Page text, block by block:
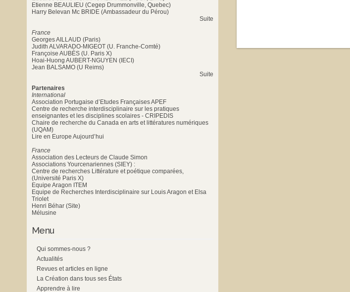
Etienne BEAULIEU (Cegep Drummonville, Quebec)
Harry Belevan Mc BRIDE (Ambassadeur du Pérou)
Suite
France
Georges AILLAUD (Paris)
Judith ALVARADO-MIGEOT (U. Franche-Comté)
Françoise AUBÈS (U. Paris X)
Hoai-Huong AUBERT-NGUYEN (IECI)
Jean BALSAMO (U Reims)
Suite
Partenaires
International
Association Portugaise d’Etudes Françaises APEF
Centre de recherche interdisciplinaire sur les pratiques
enseignantes et les disciplines scolaires - CRIPEDIS
Chaire de recherche du Canada en arts et littératures numériques
(UQAM)
Lire en Europe Aujourd’hui
France
Association des Lecteurs de Claude Simon
Associations Yourcenariennes (SIEY) :
Centre de recherches Littérature et poétique comparées,
(Université Paris X)
Equipe Aragon ITEM
Equipe de Recherches Interdisciplinaire sur Louis Aragon et Elsa
Triolet
Henri Béhar (Site)
Mélusine
Menu
Qui sommes-nous ?
Actualités
Revues et articles en ligne
La Création dans tous ses États
Apprendre à lire